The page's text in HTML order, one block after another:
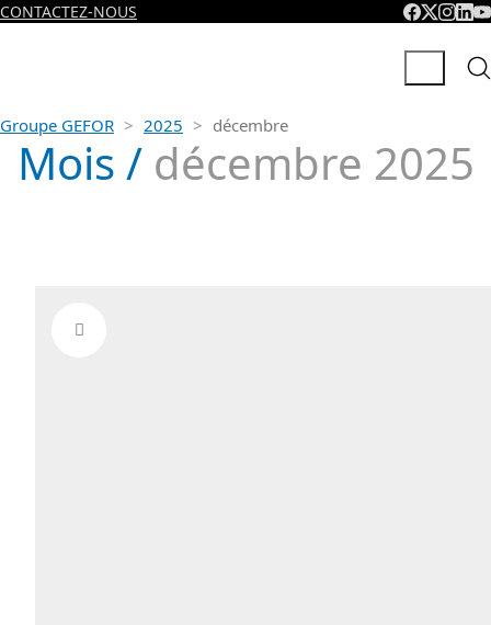
CONTACTEZ-NOUS
Groupe GEFOR > 2025 > décembre
Mois / décembre 2025